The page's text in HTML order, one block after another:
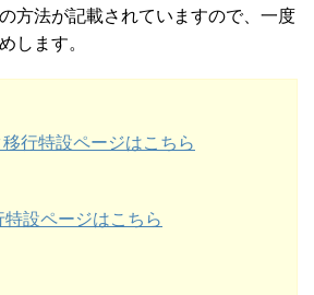
方法が記載されていますので、一度
します。
行特設ページはこちら
設ページはこちら